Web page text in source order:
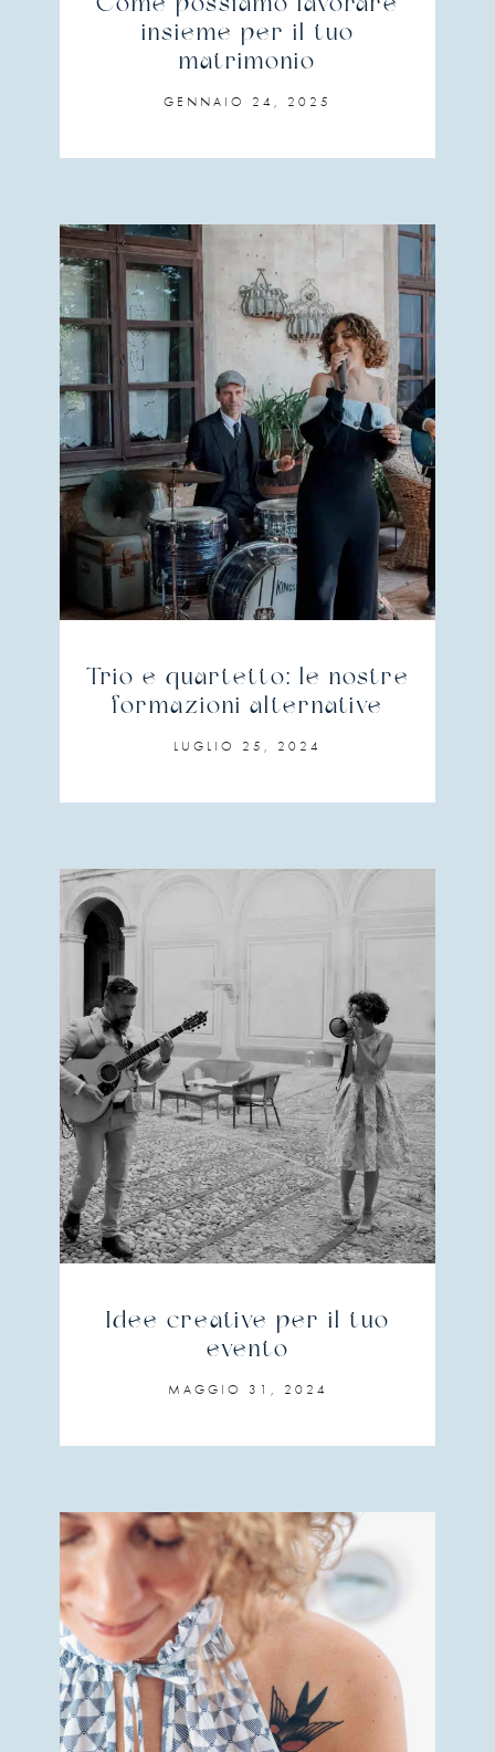
Come possiamo lavorare
insieme per il tuo
matrimonio
GENNAIO 24, 2025
Trio e quartetto: le nostre
formazioni alternative
LUGLIO 25, 2024
Idee creative per il tuo
evento
MAGGIO 31, 2024